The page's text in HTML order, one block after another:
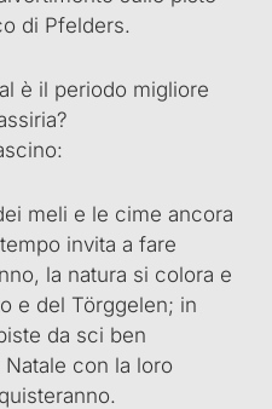
di Pfelders.
è il periodo migliore
meli e le cime ancora
invita a fare
la natura si colora e
e del Törggelen; in
da sci ben
con la loro